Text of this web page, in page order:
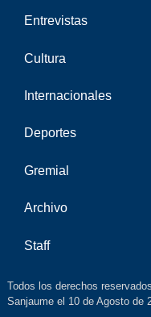
Entrevistas
Cultura
Internacionales
Deportes
Gremial
Archivo
Staff
Todos los derechos
Sanjaume el 10 de Agosto de